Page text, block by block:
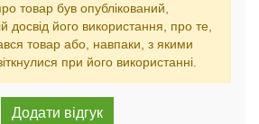
товар був опублікований,
досвід його використання, про те,
товар або, навпаки, з якими
при його використанні.